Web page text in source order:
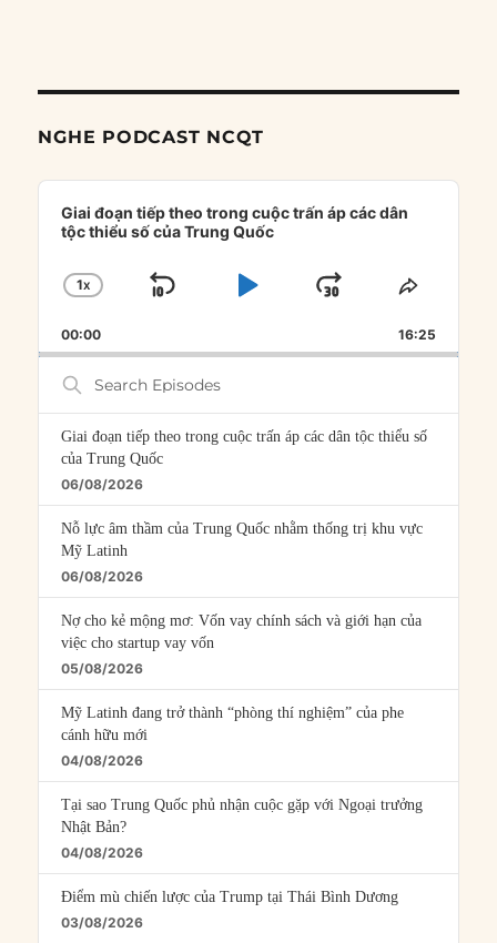
NGHE PODCAST NCQT
Audio
Player
Giai đoạn tiếp theo trong cuộc trấn áp các dân
tộc thiểu số của Trung Quốc
CHANGE
RATE
1X
SKIP
PLAYJUMP
FORWARD
SHARE
00:00 16:25
Search
Episodes
Giai đoạn tiếp theo trong cuộc trấn áp các dân tộc thiểu số
của Trung Quốc
06/08/2026
Nỗ lực âm thầm của Trung Quốc nhằm thống trị khu vực
Mỹ Latinh
06/08/2026
Nợ cho kẻ mộng mơ: Vốn vay chính sách và giới hạn của
việc cho startup vay vốn
05/08/2026
Mỹ Latinh đang trở thành “phòng thí nghiệm” của phe
cánh hữu mới
04/08/2026
Tại sao Trung Quốc phủ nhận cuộc gặp với Ngoại trưởng
Nhật Bản?
04/08/2026
Điểm mù chiến lược của Trump tại Thái Bình Dương
03/08/2026